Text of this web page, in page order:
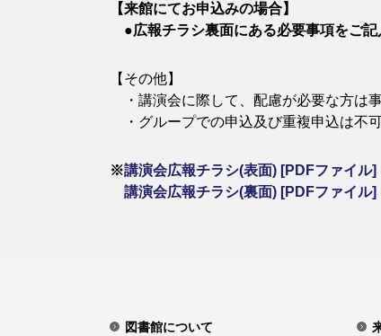
【来館にてお申込みの場合】
●広報チラシ裏面にある必要事項をご記
【その他】
・講演会に際して、配慮が必要な方は
・グループでの申込及び重複申込は不
※講演会広報チラシ(表面) [PDFファイル]
講演会広報チラシ(裏面) [PDFファイル]
図書館について